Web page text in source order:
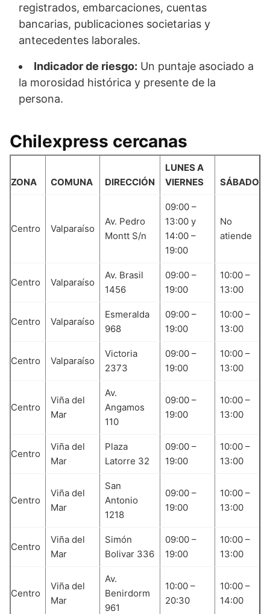
registrados, embarcaciones, cuentas
bancarias, publicaciones societarias y
antecedentes laborales.
Indicador de riesgo: Un puntaje asociado a
la morosidad histórica y presente de la
persona.
Chilexpress cercanas
ZONA COMUNA DIRECCIÓN
LUNES A
VIERNES
SÁBADO
Centro Valparaíso
Av. Pedro
Montt S/n
09:00 –
13:00 y
14:00 –
19:00
No
atiende
Centro Valparaíso
Av. Brasil
1456
09:00 –
19:00
10:00 –
13:00
Centro Valparaíso
Esmeralda
968
09:00 –
19:00
10:00 –
13:00
Centro Valparaíso
Victoria
2373
09:00 –
19:00
10:00 –
13:00
Centro
Viña del
Mar
Av.
Angamos
110
09:00 –
19:00
10:00 –
13:00
Centro
Viña del
Mar
Plaza
Latorre 32
09:00 –
19:00
10:00 –
13:00
Centro
Viña del
Mar
San
Antonio
1218
09:00 –
19:00
10:00 –
13:00
Centro
Viña del
Mar
Simón
Bolivar 336
09:00 –
19:00
10:00 –
13:00
Centro
Viña del
Mar
Av.
Benirdorm
961
10:00 –
20:30
10:00 –
14:00